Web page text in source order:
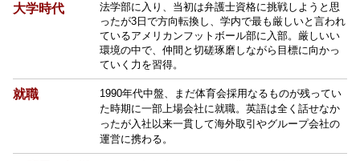
大学時代
法学部に入り、当初は弁護士資格に挑戦しようと思
ったが3日で方向転換し、学内で最も厳しいと言われ
ているアメリカンフットボール部に入部。厳しいい
環境の中で、仲間と切磋琢磨しながら目標に向かっ
ていく力を習得。
就職
1990年代中盤、まだ体育会採用なるものが残ってい
た時期に一部上場会社に就職。英語は全く話せなか
ったが入社以来一貫して海外取引やグループ会社の
運営に携わる。